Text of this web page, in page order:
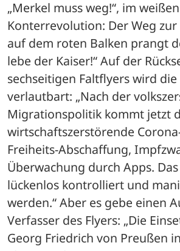
„Merkel muss weg!“, im
Konterrevolution: Der Weg zur
auf dem roten Balken prangt
lebe der Kaiser!“ Auf der
sechseitigen Faltflyers wird die
verlautbart: „Nach der
Migrationspolitik kommt jetzt
wirtschaftszerstörende
Freiheits-Abschaffung,
Überwachung durch Apps.
lückenlos kontrolliert und
werden.“ Aber es gebe einen
Verfasser des Flyers: „Die
Georg Friedrich von Preußen